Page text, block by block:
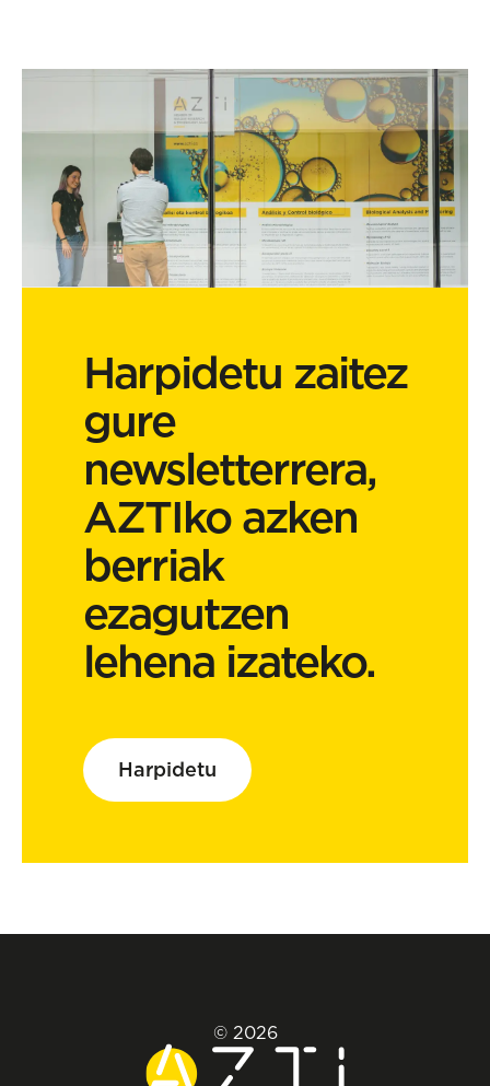
Harpidetu zaitez
gure
newsletterrera,
AZTIko azken
berriak
ezagutzen
lehena izateko.
Harpidetu
© 2026